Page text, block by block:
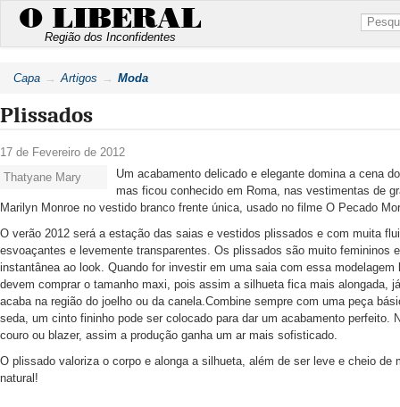
O LIBERAL
Região dos Inconfidentes
Capa Artigos Moda
Plissados
17 de Fevereiro de 2012
Thatyane Mary
Um acabamento delicado e elegante domina a cena
mas ficou conhecido em Roma, nas vestimentas de
Marilyn Monroe no vestido branco frente única, usado no filme O Pecado
O verão 2012 será a estação das saias e vestidos plissados e com muita
esvoaçantes e levemente transparentes. Os plissados são muito femininos
instantânea ao look. Quando for investir em uma saia com essa
devem comprar o tamanho maxi, pois assim a silhueta fica mais alongada,
acaba na região do joelho ou da canela.Combine sempre com uma peça
seda, um cinto fininho pode ser colocado para dar um acabamento perfeito.
couro ou blazer, assim a produção ganha um ar mais sofisticado.
O plissado valoriza o corpo e alonga a silhueta, além de ser leve e cheio
natural!